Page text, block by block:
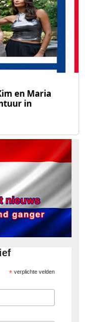
en Maria
in
*verplichte velden